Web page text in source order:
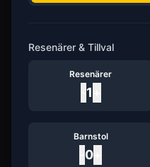
Resenärer & Tillval
Resenärer
1
Barnstol
0